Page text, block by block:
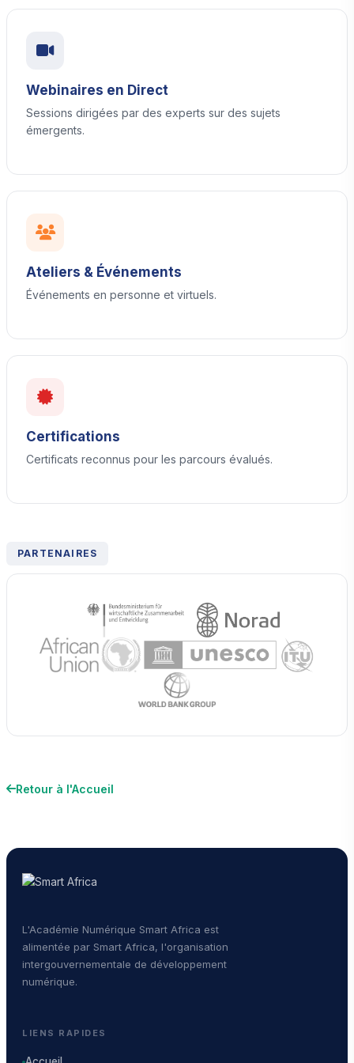
Webinaires en Direct
Sessions dirigées par des experts sur des sujets
émergents.
Ateliers & Événements
Événements en personne et virtuels.
Certifications
Certificats reconnus pour les parcours évalués.
PARTENAIRES
Retour à l'Accueil
L'Académie Numérique Smart Africa est
alimentée par Smart Africa, l'organisation
intergouvernementale de développement
numérique.
LIENS RAPIDES